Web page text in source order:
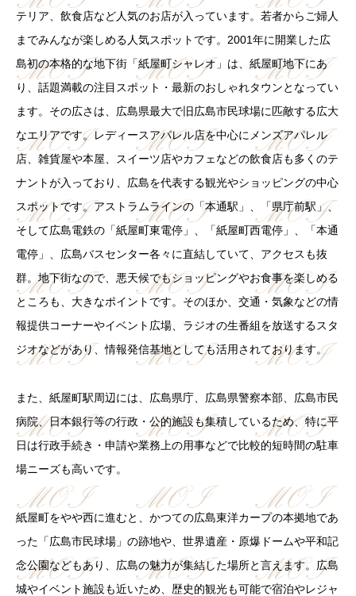
テリア、飲食店など人気のお店が入っています。若者からご婦人
までみんなが楽しめる人気スポットです。2001年に開業した広
島初の本格的な地下街「紙屋町シャレオ」は、紙屋町地下にあ
り、話題満載の注目スポット・最新のおしゃれタウンとなってい
ます。その広さは、広島県最大で旧広島市民球場に匹敵する広大
なエリアです。レディースアパレル店を中心にメンズアパレル
店、雑貨屋や本屋、スイーツ店やカフェなどの飲食店も多くのテ
ナントが入っており、広島を代表する観光やショッピングの中心
スポットです。アストラムラインの「本通駅」、「県庁前駅」、
そして広島電鉄の「紙屋町東電停」、「紙屋町西電停」、「本通
電停」、広島バスセンター各々に直結していて、アクセスも抜
群。地下街なので、悪天候でもショッピングやお食事を楽しめる
ところも、大きなポイントです。そのほか、交通・気象などの情
報提供コーナーやイベント広場、ラジオの生番組を放送するスタ
ジオなどがあり、情報発信基地としても活用されております。
また、紙屋町駅周辺には、広島県庁、広島県警察本部、広島市民
病院、日本銀行等の行政・公的施設も集積しているため、特に平
日は行政手続き・申請や業務上の用事などで比較的短時間の駐車
場ニーズも高いです。
紙屋町をやや西に進むと、かつての広島東洋カープの本拠地であ
った「広島市民球場」の跡地や、世界遺産・原爆ドームや平和記
念公園などもあり、広島の魅力が集結した場所と言えます。広島
城やイベント施設も近いため、歴史的観光も可能で宿泊やレジャ